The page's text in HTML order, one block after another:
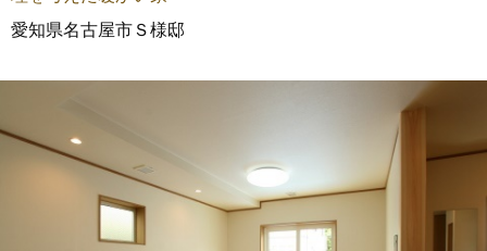
愛知県名古屋市Ｓ様邸